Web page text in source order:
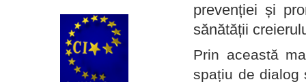
prevenției și
sănătății
Prin această
spațiu de dialog